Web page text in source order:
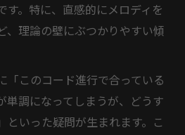
す。特に、直感的にメロディを
、理論の壁にぶつかりやすい傾
「このコード進行で合っている
単調になってしまうが、どうす
といった疑問が生まれます。こ